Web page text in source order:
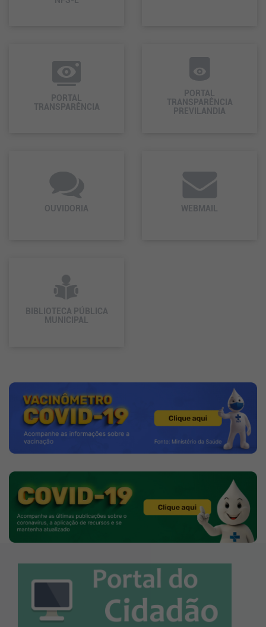
PORTAL
TRANSPARÊNCIA
PORTAL
TRANSPARÊNCIA
PREVILANDIA
OUVIDORIA WEBMAIL
BIBLIOTECA PÚBLICA
MUNICIPAL